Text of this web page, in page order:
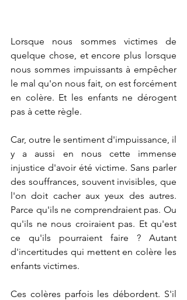
Lorsque nous sommes victimes de
quelque chose, et encore plus lorsque
nous sommes impuissants à empêcher
le mal qu'on nous fait, on est forcément
en colère. Et les enfants ne dérogent
pas à cette règle.
Car, outre le sentiment d'impuissance, il
y a aussi en nous cette immense
injustice d'avoir été victime. Sans parler
des souffrances, souvent invisibles, que
l'on doit cacher aux yeux des autres.
Parce qu'ils ne comprendraient pas. Ou
qu'ils ne nous croiraient pas. Et qu'est
ce qu'ils pourraient faire ? Autant
d'incertitudes qui mettent en colère les
enfants victimes.
Ces colères parfois les débordent. S'il